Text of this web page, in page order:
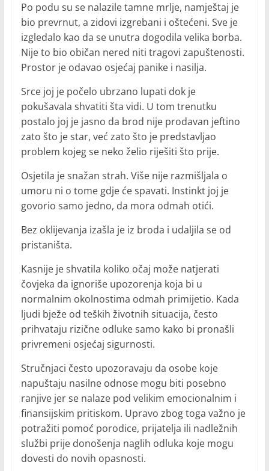
Po podu su se nalazile tamne mrlje, namještaj je
bio prevrnut, a zidovi izgrebani i oštećeni. Sve je
izgledalo kao da se unutra dogodila velika borba.
Nije to bio običan nered niti tragovi zapuštenosti.
Prostor je odavao osjećaj panike i nasilja.
Srce joj je počelo ubrzano lupati dok je
pokušavala shvatiti šta vidi. U tom trenutku
postalo joj je jasno da brod nije prodavan jeftino
zato što je star, već zato što je predstavljao
problem kojeg se neko želio riješiti što prije.
Osjetila je snažan strah. Više nije razmišljala o
umoru ni o tome gdje će spavati. Instinkt joj je
govorio samo jedno, da mora odmah otići.
Bez oklijevanja izašla je iz broda i udaljila se od
pristaništa.
Kasnije je shvatila koliko očaj može natjerati
čovjeka da ignoriše upozorenja koja bi u
normalnim okolnostima odmah primijetio. Kada
ljudi bježe od teških životnih situacija, često
prihvataju rizične odluke samo kako bi pronašli
privremeni osjećaj sigurnosti.
Stručnjaci često upozoravaju da osobe koje
napuštaju nasilne odnose mogu biti posebno
ranjive jer se nalaze pod velikim emocionalnim i
finansijskim pritiskom. Upravo zbog toga važno je
potražiti pomoć porodice, prijatelja ili nadležnih
službi prije donošenja naglih odluka koje mogu
dovesti do novih opasnosti.